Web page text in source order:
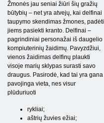
Žmonės jau seniai žiūri šių gražių
būtybių – net yra atvejų, kai delfinai
taupymo skendimas žmones, padėti
jiems pasiekti kranto. Delfinai –
pagrindiniai personažai iš daugelio
kompiuterinių žaidimų. Pavyzdžiui,
vienos žaidimas delfinų plaukti
visoje marių sklypas surasti savo
draugus. Pasirodė, kad tai yra gana
pavojinga vieta, nes visur
plūduriuoti
rykliai;
aštrių žuvies ežiai;